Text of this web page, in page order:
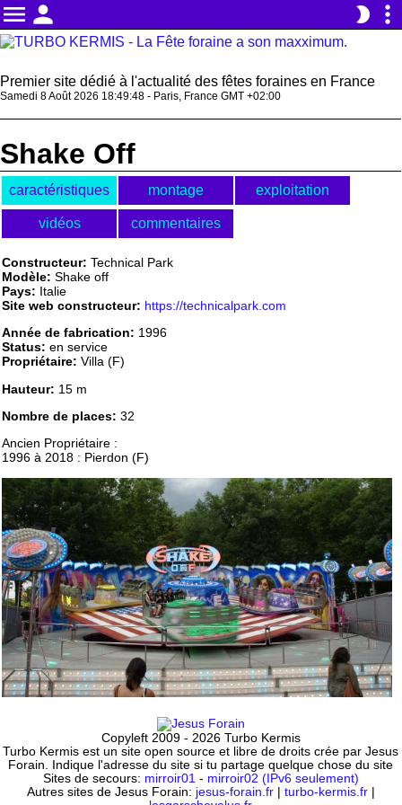
menu person brightness_2 more_vert
Premier site dédié à l'actualité des fêtes foraines en France
Samedi 8 Août 2026 18:49:48 - Paris, France GMT +02:00
Shake Off
caractéristiques montage exploitation
vidéos commentaires
Constructeur: Technical Park
Modèle: Shake off
Pays: Italie
Site web constructeur: https://technicalpark.com
Année de fabrication: 1996
Status: en service
Propriétaire: Villa (F)
Hauteur: 15 m
Nombre de places: 32
Ancien Propriétaire :
1996 à 2018 : Pierdon (F)
Copyleft 2009 - 2026 Turbo Kermis
Turbo Kermis est un site open source et libre de droits crée par Jesus
Forain. Indique l'adresse du site si tu partage quelque chose du site
Sites de secours: mirroir01 - mirroir02 (IPv6 seulement)
Autres sites de Jesus Forain: jesus-forain.fr| turbo-kermis.fr|